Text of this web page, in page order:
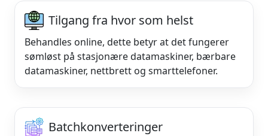
Tilgang fra hvor som helst
Behandles online, dette betyr at det fungerer
sømløst på stasjonære datamaskiner, bærbare
datamaskiner, nettbrett og smarttelefoner.
Batchkonverteringer